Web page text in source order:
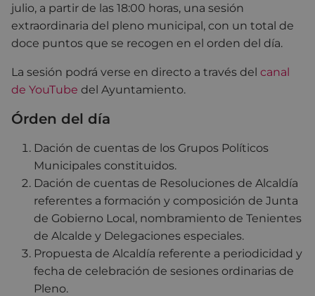
julio, a partir de las 18:00 horas, una sesión
extraordinaria del pleno municipal, con un total de
doce puntos que se recogen en el orden del día.
La sesión podrá verse en directo a través del canal
de YouTube del Ayuntamiento.
Órden del día
Dación de cuentas de los Grupos Políticos
Municipales constituidos.
Dación de cuentas de Resolu­ciones de Alcaldía
referentes a formación y composición de Junta
de Gobierno Local, nombramiento de Te­nientes
de Alcalde y Delegaciones especiales.
Propuesta de Alcaldía referente a periodicidad y
fecha de celebración de sesiones ordinarias de
Pleno.